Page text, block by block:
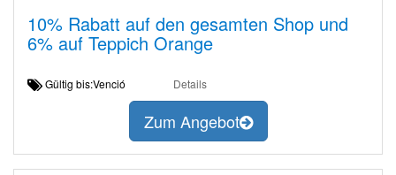
10% Rabatt auf den gesamten Shop und
6% auf Teppich Orange
Gültig bis:Venció Details
Zum Angebot